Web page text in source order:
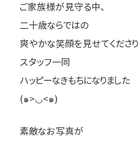
ご家族様が見守る中、
二十歳ならではの
爽やかな笑顔を見せてくださり
スタッフ一同
ハッピーなきもちになりました
(๑>◡<๑)
素敵なお写真が